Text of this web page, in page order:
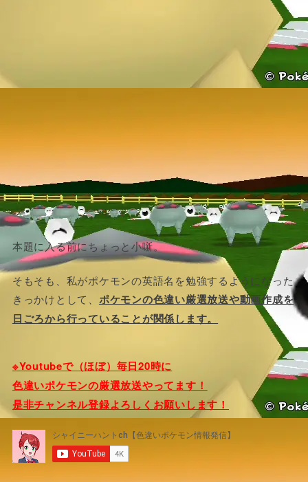
本題に入る前にちょっと小噺。
そもそも、私がポケモンの英語名を勉強するようになった
きっかけとして、 ポケモンの色違い厳選放送や動画作成を
日ごろから行っていることが関係します。
※Youtubeで（ほぼ）毎日20時に
色違いポケモンの厳選放送やってます！
是非チャンネル登録よろしくお願いします！